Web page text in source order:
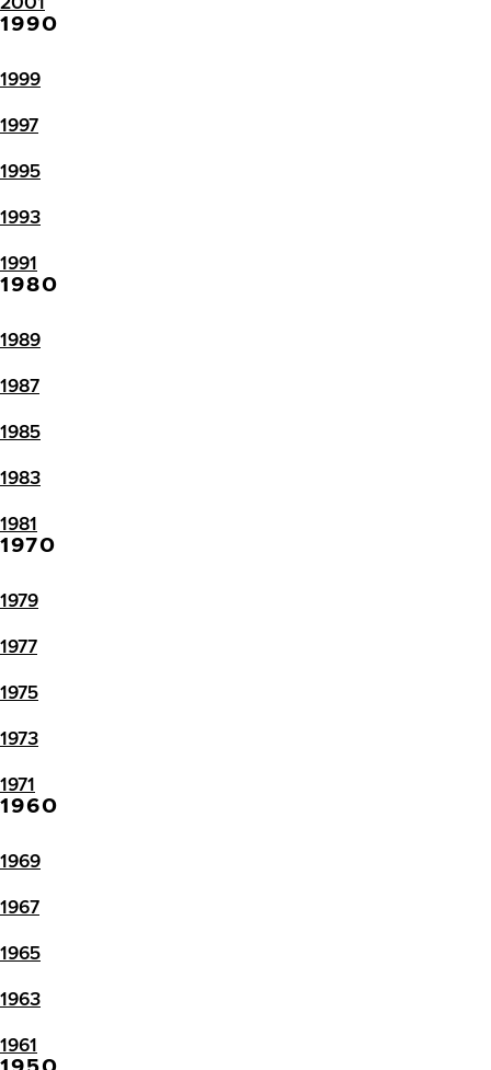
1990
1999
1997
1995
1993
1991
1980
1989
1987
1985
1983
1981
1970
1979
1977
1975
1973
1971
1960
1969
1967
1965
1963
1961
1950